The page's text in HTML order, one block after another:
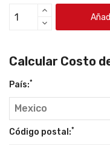
Calcular Costo
País:*
Código postal:*